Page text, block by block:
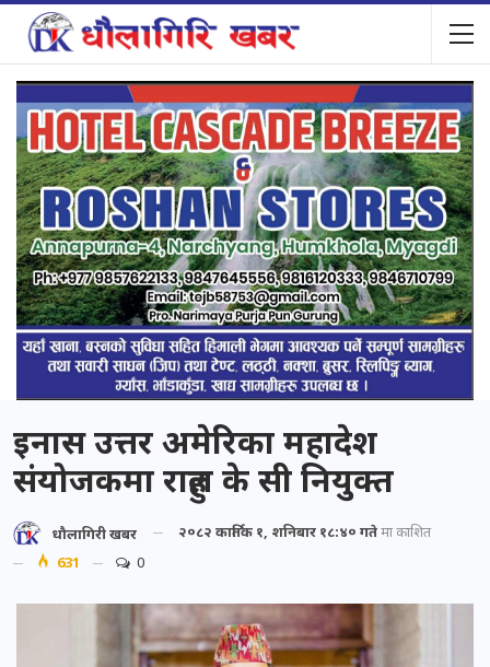
इनास उत्तर अमेरिका महादेश
संयोजकमा राहुल के सी नियुक्त
धौलागिरी खबर २०८२ कार्तिक १, शनिबार १८:४० गतेमा प्रकाशित
631
0